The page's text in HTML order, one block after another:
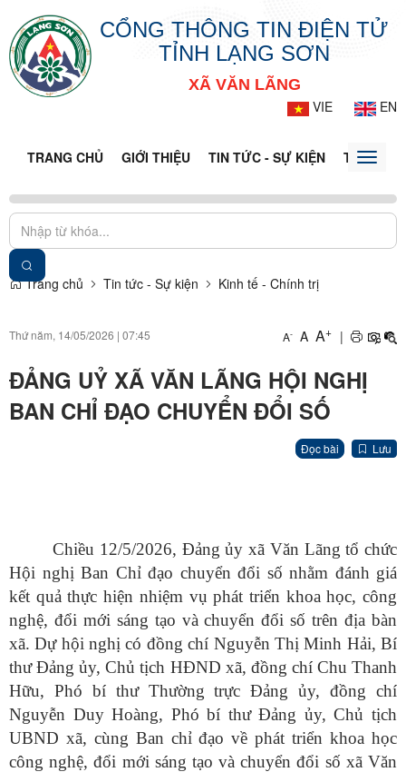
CỔNG THÔNG TIN ĐIỆN TỬ
TỈNH LẠNG SƠN
XÃ VĂN LÃNG
VIE
EN
TRANG CHỦ GIỚI THIỆU TIN TỨC - SỰ KIỆN THÔNG
Toggle
Trang chủ Tin tức - Sự kiện Kinh tế - Chính trị
Thứ năm, 14/05/2026 | 07:45 A- A A+ |
ĐẢNG UỶ XÃ VĂN LÃNG HỘI NGHỊ
BAN CHỈ ĐẠO CHUYỂN ĐỔI SỐ
Đọc bài Lưu
Chiều 12/5/2026, Đảng ủy xã Văn Lãng tổ chức
Hội nghị Ban Chỉ đạo chuyển đổi số nhằm đánh giá
kết quả thực hiện nhiệm vụ phát triển khoa học, công
nghệ, đổi mới sáng tạo và chuyển đổi số trên địa bàn
xã. Dự hội nghị có đồng chí Nguyễn Thị Minh Hải, Bí
thư Đảng ủy, Chủ tịch HĐND xã, đồng chí Chu Thanh
Hữu, Phó bí thư Thường trực Đảng ủy, đồng chí
Nguyễn Duy Hoàng, Phó bí thư Đảng ủy, Chủ tịch
UBND xã, cùng Ban chỉ đạo về phát triển khoa học
công nghệ, đổi mới sáng tạo và chuyển đổi số xã Văn